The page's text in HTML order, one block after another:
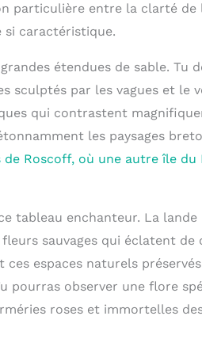
particulière entre la clarté de
caractéristique.
étendues de sable. Tu
sculptés par les vagues et le
qui contrastent
les paysages
de Roscoff, où une autre île du
tableau enchanteur. La
sauvages qui éclatent
espaces naturels
pourras observer une flore
roses et immortelles